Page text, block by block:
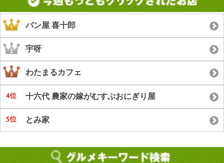
パン屋 喜十郎
宇呀
わたまるカフェ
十六代 農家の嫁がむすぶおにぎり屋
とみ家